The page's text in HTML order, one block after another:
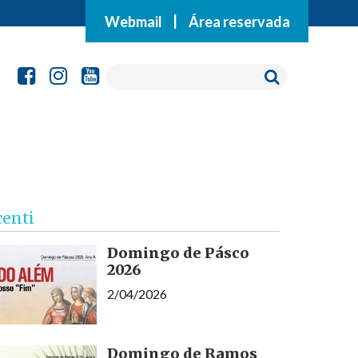
Webmail Área reservada
Domingo de Pásco
2026
2/04/2026
Domingo de Ramos